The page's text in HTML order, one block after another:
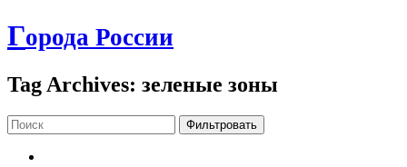
Города России
Tag Archives: зеленые зоны
Фильтровать